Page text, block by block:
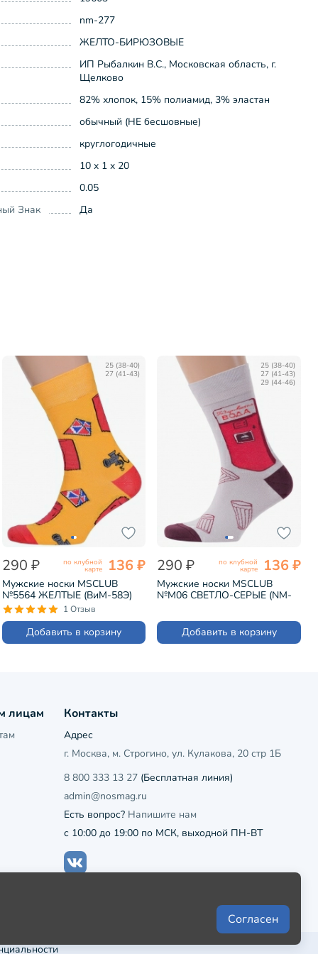
nm-277
ЖЕЛТО-БИРЮЗОВЫЕ
ИП Рыбалкин В.С., Московская область, г.
Щелково
82% хлопок, 15% полиамид, 3% эластан
обычный (НЕ бесшовные)
круглогодичные
10 x 1 x 20
0.05
Знак
Да
25 (38-40)
27 (41-43)
290 ₽ по клубной
карте 136 ₽
Мужские носки MSCLUB
№5564 ЖЕЛТЫЕ (ВиМ-58Э)
1 Отзыв
Добавить в корзину
25 (38-40)
27 (41-43)
29 (44-46)
290 ₽ по клубной
карте 136 ₽
Мужские носки MSCLUB
№М06 СВЕТЛО-СЕРЫЕ (NM-
Добавить в корзину
лицам Контакты
Адрес
г. Москва, м. Строгино, ул. Кулакова, 20 стр 1Б
8 800 333 13 27(Бесплатная линия)
admin@nosmag.ru
Есть вопрос? Напишите нам
с 10:00 до 19:00 по МСК, выходной ПН-ВТ
Согласен